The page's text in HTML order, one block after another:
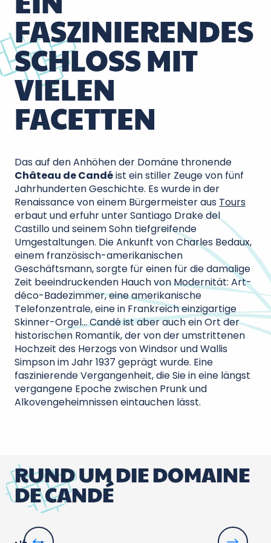
FASZINIERENDES
SCHLOSS MIT
VIELEN
FACETTEN
Das auf den Anhöhen der Domäne thronende
Château de Candéist ein stiller Zeuge von fünf
Jahrhunderten Geschichte. Es wurde in der
Renaissance von einem Bürgermeister aus Tours
erbaut und erfuhr unter Santiago Drake del
Castillo und seinem Sohn tiefgreifende
Umgestaltungen. Die Ankunft von Charles Bedaux,
einem französisch-amerikanischen
Geschäftsmann, sorgte für einen für die damalige
Zeit beeindruckenden Hauch von Modernität: Art-
déco-Badezimmer, eine amerikanische
Telefonzentrale, eine in Frankreich einzigartige
Skinner-Orgel… Candé ist aber auch ein Ort der
historischen Romantik, der von der umstrittenen
Hochzeit des Herzogs von Windsor und Wallis
Simpson im Jahr 1937 geprägt wurde. Eine
faszinierende Vergangenheit, die Sie in eine längst
vergangene Epoche zwischen Prunk und
Alkovengeheimnissen eintauchen lässt.
RUND UM DIE DOMAINE
DE CANDÉ